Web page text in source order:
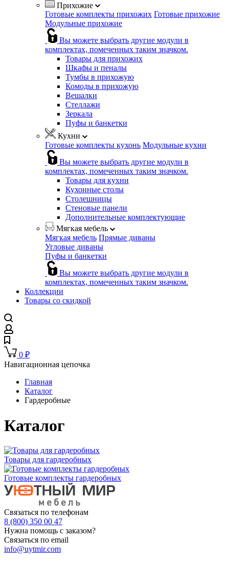
Прихожие
Готовые комплекты прихожих Готовые прихожие
Модульные прихожие
Вы можете выбрать другие модули в
комплектах, помеченных таким значком.
Товары для прихожих
Шкафы и пеналы
Тумбы в прихожую
Комоды в прихожую
Вешалки
Стеллажи
Зеркала
Пуфы и банкетки
Кухни
Готовые комплекты кухонь Модульные кухни
Вы можете выбрать другие модули в
комплектах, помеченных таким значком.
Товары для кухни
Кухонные столы
Столешницы
Стеновые панели
Дополнительные комплектующие
Мягкая мебель
Мягкая мебель Прямые диваны
Угловые диваны
Пуфы и банкетки
Вы можете выбрать другие модули в
комплектах, помеченных таким значком.
Коллекции
Товары со скидкой
0 ₽
Навигационная цепочка
Главная
Каталог
Гардеробные
Каталог
Товары для гардеробных
Готовые комплекты гардеробных
Связаться по телефонам
8 (800) 350 00 47
Нужна помощь с заказом?
Связаться по email
info@uytmir.com